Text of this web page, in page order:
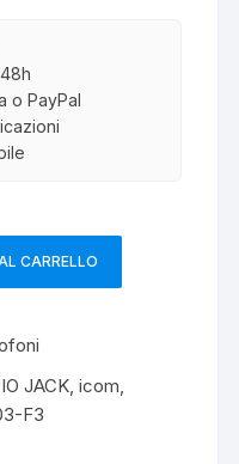
o PayPal
CARRELLO
JACK,icom,
F3